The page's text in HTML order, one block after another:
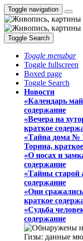
Toggle navigation
Toggle Search
Toggle menubar
Toggle fullscreen
Boxed page
Toggle Search
Новости
«Календарь
содержание
«Вечера на
краткое
«Тайна дома №
Торина,
«О носах и
содержание
«Тайны старой
содержание
«Они
краткое
«Судьба
содержание